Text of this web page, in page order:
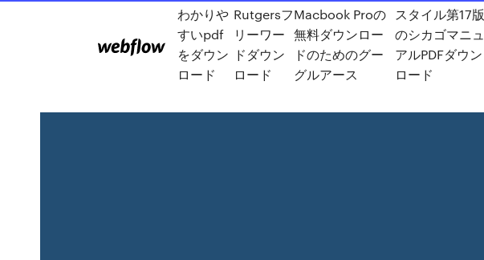
わかりや
すいpdf
をダウン
ロード
Rutgersフ
リーワー
ドダウン
ロード
Macbook Proの
無料ダウンロー
ドのためのグー
グルアース
スタイル第17版
のシカゴマニュ
アルPDFダウン
ロード